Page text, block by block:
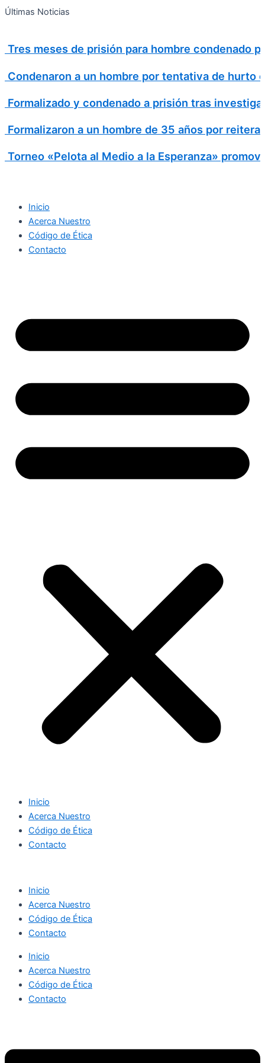
Ir
Últimas Noticias
Tres meses de prisión para hombre condenado
Condenaron a un hombre por tentativa de
Formalizado y condenado a prisión tras
Formalizaron a un hombre de 35 años por
Torneo «Pelota al Medio a la Esperanza»
Inicio
Acerca Nuestro
Código de Ética
Contacto
Inicio
Acerca Nuestro
Código de Ética
Contacto
Inicio
Acerca Nuestro
Código de Ética
Contacto
Inicio
Acerca Nuestro
Código de Ética
Contacto
Search